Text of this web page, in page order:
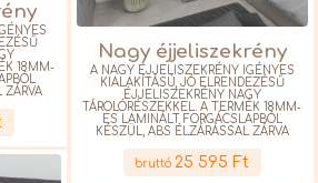
18MM-
ZÁRVA
Nagy éjjeliszekrény
A NAGY ÉJJELISZEKRÉNY IGÉNYES
KIALAKÍTÁSÚ, JÓ ELRENDEZÉSŰ
ÉJJELISZEKRÉNY NAGY
TÁROLÓRÉSZEKKEL. A TERMÉK 18MM-
ES LAMINÁLT FORGÁCSLAPBÓL
KÉSZÜL, ABS ÉLZÁRÁSSAL ZÁRVA
Részletek
bruttó 25 595 Ft